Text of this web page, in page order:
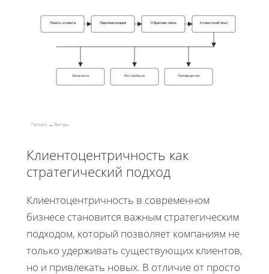
Понять клиента Персонализация Обратная связь Клиентский опыт
Лояльность Рост прибыли Преимущество
Процесс → Выгоды
Клиентоцентричность как
стратегический подход
Клиентоцентричность в современном
бизнесе становится важным стратегическим
подходом, который позволяет компаниям не
только удерживать существующих клиентов,
но и привлекать новых. В отличие от просто